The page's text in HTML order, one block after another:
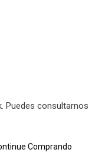
Puedes consultarnos
Comprando